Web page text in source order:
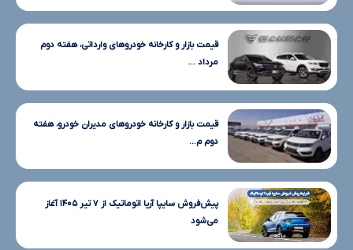
قیمت بازار و کارخانه خودروهای وارداتی، هفته دوم
مرداد ...
قیمت بازار و کارخانه خودروهای مدیران خودرو، هفته
دوم م...
پیش‌فروش سایپا آریا اتوماتیک از ۷ تیر ۱۴۰۵ آغاز
می‌شود